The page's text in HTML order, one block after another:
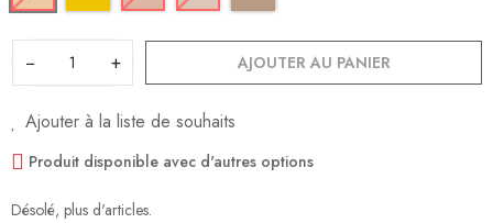
− + AJOUTER AU PANIER
Ajouter à la liste de souhaits
Produit disponible avec d'autres options
Désolé, plus d'articles.